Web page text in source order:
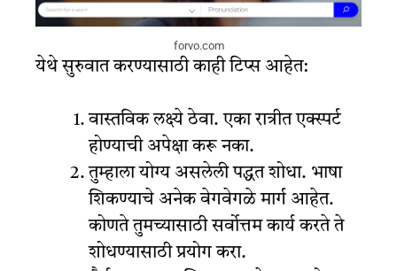
forvo.com
येथे सुरुवात करण्यासाठी काही टिप्स आहेत:
वास्तविक लक्ष्ये ठेवा. एका रात्रीत एक्स्पर्ट
होण्याची अपेक्षा करू नका.
तुम्हाला योग्य असलेली पद्धत शोधा. भाषा
शिकण्याचे अनेक वेगवेगळे मार्ग आहेत.
कोणते तुमच्यासाठी सर्वोत्तम कार्य करते ते
शोधण्यासाठी प्रयोग करा.